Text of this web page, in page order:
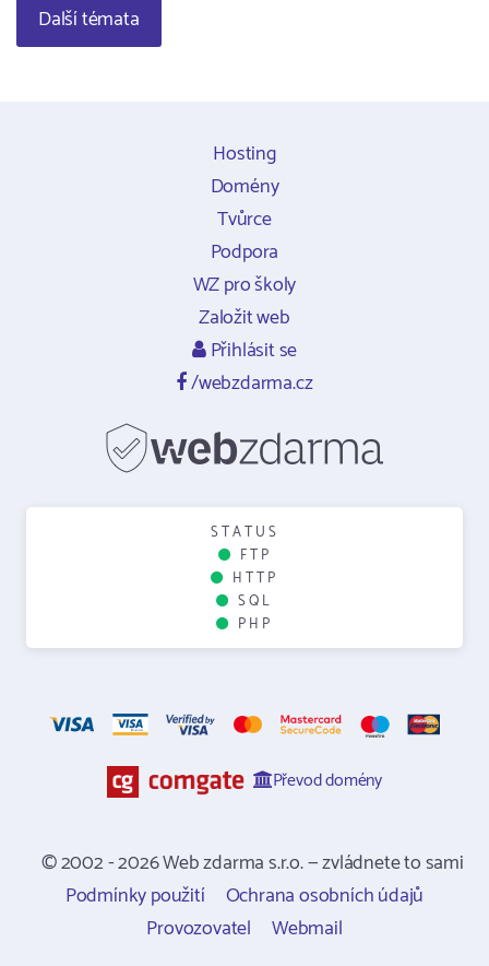
Další témata
Hosting
Domény
Tvůrce
Podpora
WZ pro školy
Založit web
Přihlásit se
/webzdarma.cz
STATUS
FTP
HTTP
SQL
PHP
Převod domény
© 2002 - 2026 Web zdarma s.r.o. — zvládnete to sami
Podmínky použití
Ochrana osobních údajů
Provozovatel
Webmail